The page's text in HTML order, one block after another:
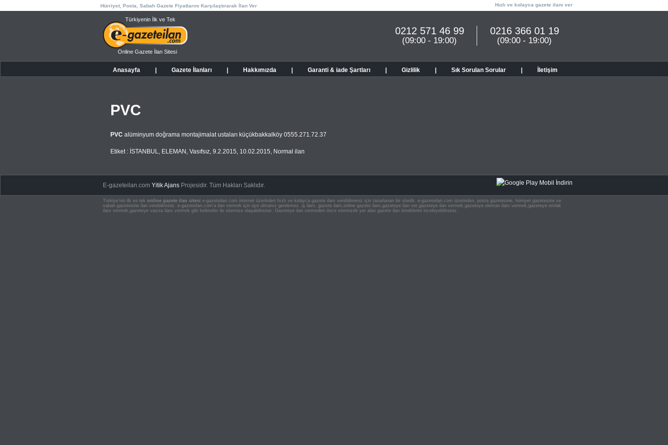
Hürriyet, Posta, Sabah Gazete Fiyatlarını Karşılaştırarak İlan Ver Hızlı ve kolayca gazete ilanı ver
Türkiyenin İlk ve Tek
Online Gazete İlan Sitesi
0216 366 01 19
(09:00 - 19:00)
0212 571 46 99
(09:00 - 19:00)
Anasayfa Gazete İlanları Hakkımızda Garanti & iade Şartları Gizlilik Sık Sorulan Sorular İletişim
PVC
PVC alüminyum doğrama montajimalat ustaları küçükbakkalköy 0555.271.72.37
Etiket : İSTANBUL, ELEMAN , Vasıfsız, 9.2.2015, 10.02.2015, Normal ilan
E-gazeteilan.comYitik Ajans Projesidir.Tüm Hakları Saklıdır.
Türkiye'nin ilk ve tek online gazete ilan sitesi e-gazeteilan.com internet üzerinden hızlı ve kolayca gazete ilanı verebilmeniz için tasarlanan bir sitedir. e-gazeteilan.com üzerinden, posta gazetesine, hürriyet gazetesine ve
sabah gazetesine ilan verebilirsiniz. e-gazeteilan.com'a ilan vermek için üye olmanız gerekmez. iş ilanı, gazete ilanı,online gazete ilanı,gazeteye ilan ver,gazeteye ilan vermek,gazeteye eleman ilanı vermek,gazeteye emlak
ilanı vermek,gazeteye vasıta ilanı vermek gibi kelimeler ile sitemize ulaşabilirsiniz. Gazeteye ilan vermeden önce sitemizde yer alan gazete ilan örneklerini inceleyebilirsiniz.